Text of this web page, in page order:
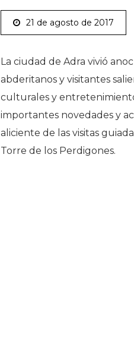
21 de agosto de 2017
La ciudad de Adra vivió
abderitanos y visitantes
culturales y
importantes novedades y
aliciente de las visitas
Torre de los Perdigones.